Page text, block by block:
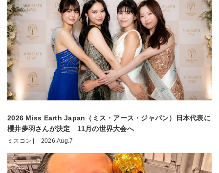
2026 Miss Earth Japan（ミス・アース・ジャパン）日本代表に
櫻井夢羽さんが決定 11月の世界大会へ
ミスコン | 2026.Aug.7